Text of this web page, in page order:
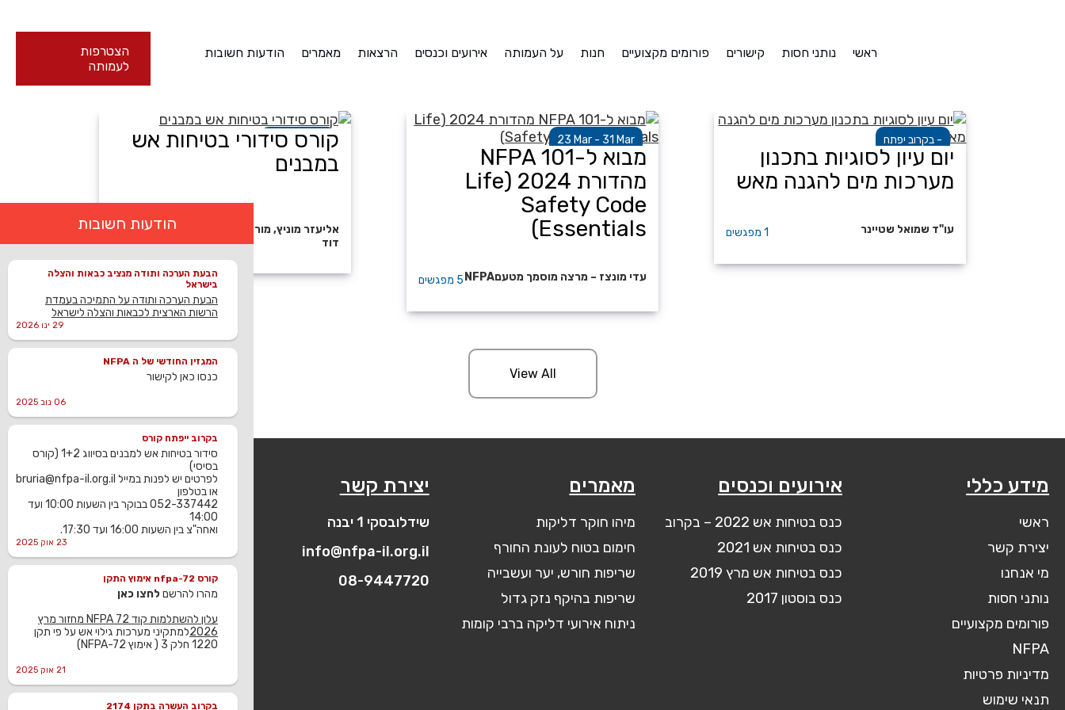
הודעות חשובות
הבעת הערכה ותודה מנציב כבאות והצלה
בישראל
הבעת הערכה ותודה על התמיכה בעמדת
הרשות הארצית לכבאות והצלה לישראל
29 ינו 2026
המגזין החודשי של ה NFPA
כנסו כאן לקישור
06 נוב 2025
בקרוב ייפתח קורס
סידור בטיחות אש למבנים בסיווג 1+2 (קורס
בסיסי)
לפרטים יש לפנות במייל bruria@nfpa-il.org.il
או בטלפון
052-337442 בבוקר בין השעות 10:00 ועד
14:00
ואחה"צ בין השעות 16:00 ועד 17:30.
23 אוק 2025
קורס nfpa-72 אימוץ התקן
מהרו להרשם לחצו כאן
עלון להשתלמות קוד NFPA 72 מחזור מרץ
2026למתקיני מערכות גילוי אש על פי תקן
1220 חלק 3 ( אימוץ NFPA-72)
21 אוק 2025
בקרוב העשרה בתקן 2174
ראשי נותני חסות קישורים פורומים מקצועיים חנות על העמותה אירועים וכנסים הרצאות מאמרים הודעות חשובות
הצטרפות
לעמותה
קורסים
בקרוב יפתח -
יום עיון לסוגיות בתכנון
מערכות מים להגנה מאש
1 מפגשים עו"ד שמואל שטיינר
23 Mar - 31 Mar
מבוא ל-NFPA 101
מהדורת 2024 (Life
Safety Code
Essentials)
5 מפגשים עדי מונצז – מרצה מוסמך מטעםNFPA
בקרוב יפתח -
קורס סידורי בטיחות אש
במבנים
אליעזר מוניץ, מור ינובסקי, אלון אפשטיין, תמר
דוד
View All
מידע כללי
ראשי
יצירת קשר
מי אנחנו
נותני חסות
פורומים מקצועיים
NFPA
מדיניות פרטיות
תנאי שימוש
אירועים וכנסים
כנס בטיחות אש 2022 – בקרוב
כנס בטיחות אש 2021
כנס בטיחות אש מרץ 2019
כנס בוסטון 2017
מאמרים
מיהו חוקר דליקות
חימום בטוח לעונת החורף
שריפות חורש, יער ועשבייה
שריפות בהיקף נזק גדול
ניתוח אירועי דליקה ברבי קומות
יצירת קשר
שידלובסקי 1 יבנה
info@nfpa-il.org.il
08-9447720